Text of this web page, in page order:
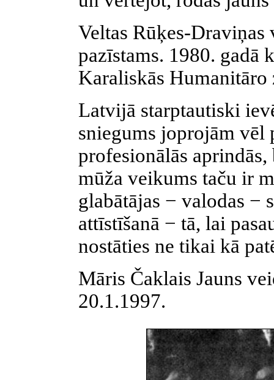
Veltas Rūķes-
pazīstams. 1980. gadā
Karaliskās
Latvijā starptautiski
sniegums joprojām vēl
profesionālās
mūža veikums taču ir
glabātājas − valodas −
attīstīšanā − tā, lai
nostāties ne tikai kā
Māris Čaklais Jauns
20.1.1997.